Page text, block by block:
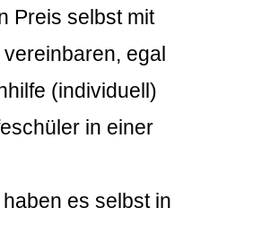
Preis selbst mit
egal
(individuell)
in einer
es selbst in